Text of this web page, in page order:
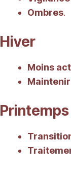
Ombres.
Hiver
Moins
Maintenir